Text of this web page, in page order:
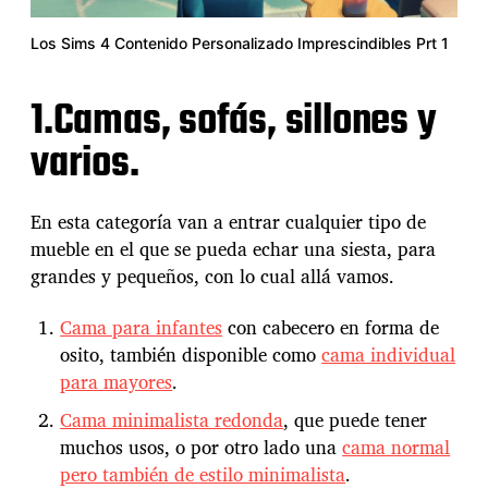
Los Sims 4 Contenido Personalizado Imprescindibles Prt 1
1.Camas, sofás, sillones y
varios.
En esta categoría van a entrar cualquier tipo de
mueble en el que se pueda echar una siesta, para
grandes y pequeños, con lo cual allá vamos.
Cama para infantescon cabecero en forma de
osito, también disponible comocama individual
para mayores.
Cama minimalista redonda, que puede tener
muchos usos, o por otro lado unacama normal
pero también de estilo minimalista.